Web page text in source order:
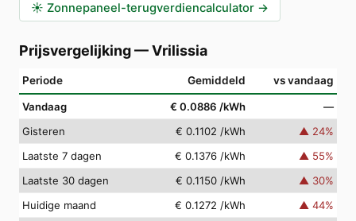
☀️ Zonnepaneel-terugverdiencalculator →
Prijsvergelijking—Vrilissia
Periode Gemiddeld vs vandaag
Vandaag € 0.0886 /kWh
—
Gisteren
€ 0.1102 /kWh ▲ 24%
Laatste 7 dagen
€ 0.1376 /kWh ▲ 55%
Laatste 30 dagen
€ 0.1150 /kWh ▲ 30%
Huidige maand
€ 0.1272 /kWh ▲ 44%